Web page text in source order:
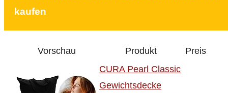
kaufen
Vorschau Produkt
Preis
CURA Pearl Classic
Gewichtsdecke